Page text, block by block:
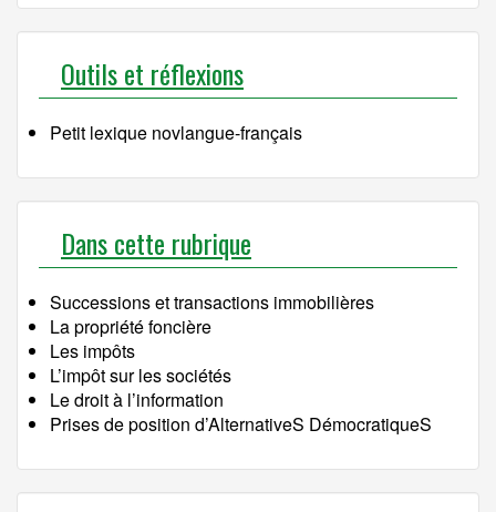
Outils et réflexions
Petit lexique novlangue-français
Dans cette rubrique
Successions et transactions immobilières
La propriété foncière
Les impôts
L’impôt sur les sociétés
Le droit à l’information
Prises de position d’AlternativeS DémocratiqueS